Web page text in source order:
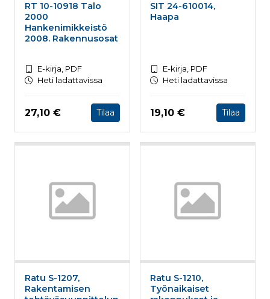
RT 10-10918 Talo
2000
Hankenimikkeistö
2008. Rakennusosat
E-kirja, PDF
Heti ladattavissa
Hinta nyt
27,10 € Tilaa
SIT 24-610014,
Haapa
E-kirja, PDF
Heti ladattavissa
Hinta nyt
19,10 € Tilaa
Ratu S-1207,
Rakentamisen
Ratu S-1210,
Työnaikaiset